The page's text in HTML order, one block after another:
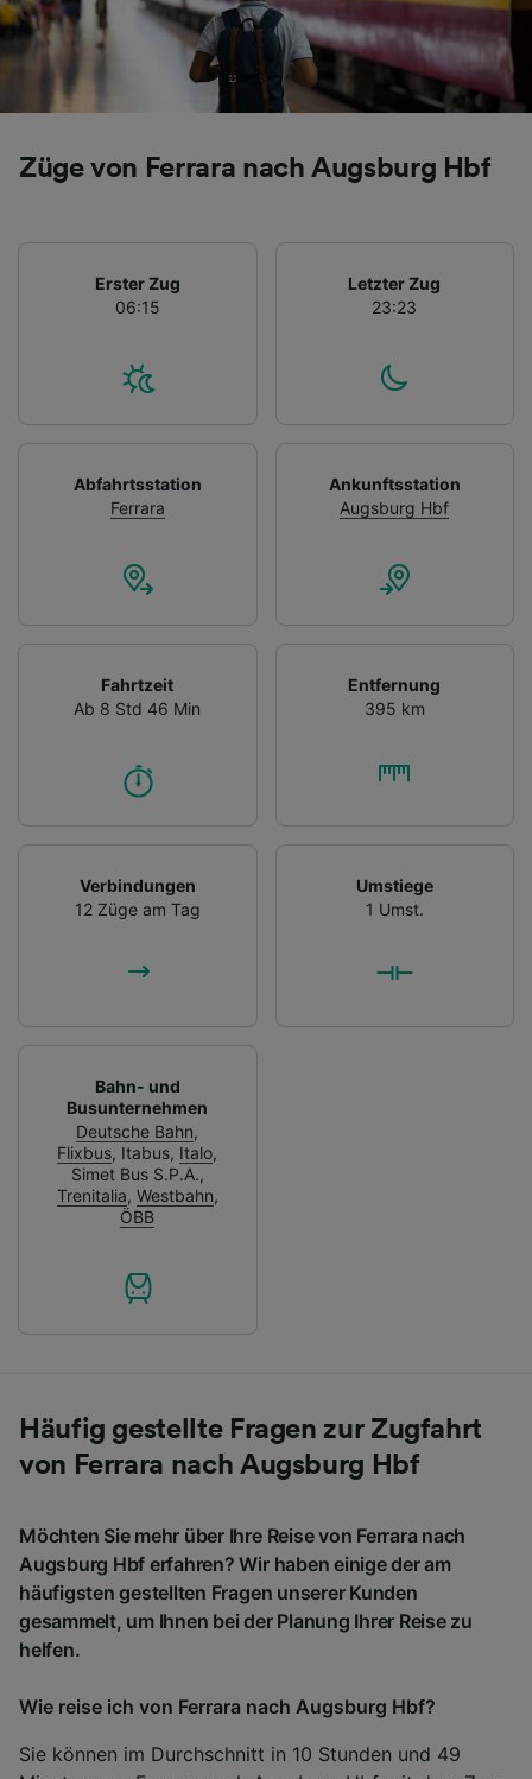
Züge von Ferrara nach Augsburg Hbf
Erster Zug
06:15
Letzter Zug
23:23
Abfahrtsstation
Ferrara
Ankunftsstation
Augsburg Hbf
Fahrtzeit
Ab 8 Std 46 Min
Entfernung
395 km
Verbindungen
12 Züge am Tag
Umstiege
1 Umst.
Bahn- und
Busunternehmen
Deutsche Bahn,
Flixbus, Itabus, Italo,
Simet Bus S.P.A.,
Trenitalia, Westbahn,
ÖBB
Häufig gestellte Fragen zur Zugfahrt
von Ferrara nach Augsburg Hbf
Möchten Sie mehr über Ihre Reise von Ferrara nach
Augsburg Hbf erfahren? Wir haben einige der am
häufigsten gestellten Fragen unserer Kunden
gesammelt, um Ihnen bei der Planung Ihrer Reise zu
helfen.
Wie reise ich von Ferrara nach Augsburg Hbf?
Sie können im Durchschnitt in 10 Stunden und 49
Liste der Partner (Lieferanten)